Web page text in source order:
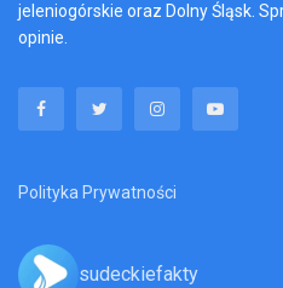
jeleniogórskie oraz Dolny Śląsk.
opinie.
Polityka Prywatności
sudeckiefakty